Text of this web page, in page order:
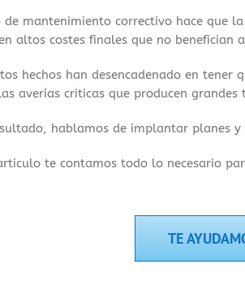
de mantenimiento correctivo hace que
altos costes finales que no benefician
hechos han desencadenado en tener
averías criticas que producen grandes
hablamos de implantar planes y
te contamos todo lo necesario
TE